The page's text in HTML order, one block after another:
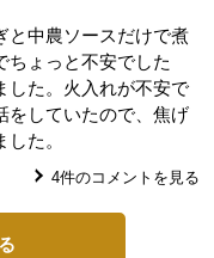
と中農ソースだけで煮
ちょっと不安でした
した。火入れが不安で
をしていたので、焦げ
た。
4件のコメントを見る